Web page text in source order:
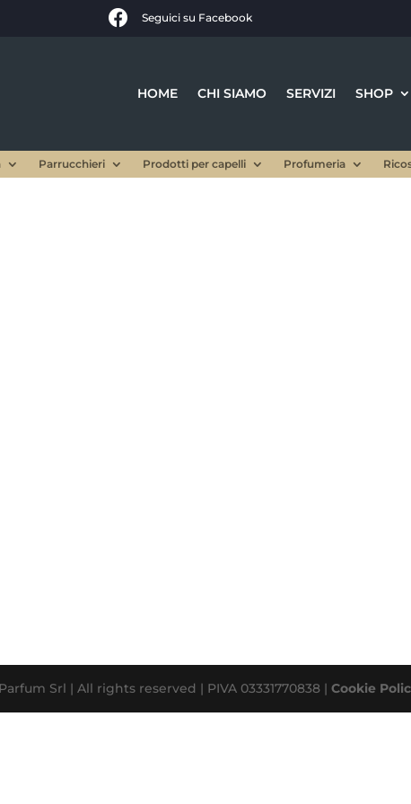
 Seguici su Facebook
HOME CHI SIAMO SERVIZI SHOP
Parrucchieri Prodotti per capelli Profumeria
Srl | All rights reserved | PIVA 03331770838 | Cookie